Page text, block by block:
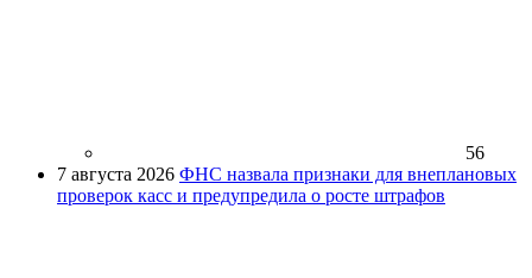
56
7 августа 2026 ФНС назвала признаки для внеплановых
проверок касс и предупредила о росте штрафов